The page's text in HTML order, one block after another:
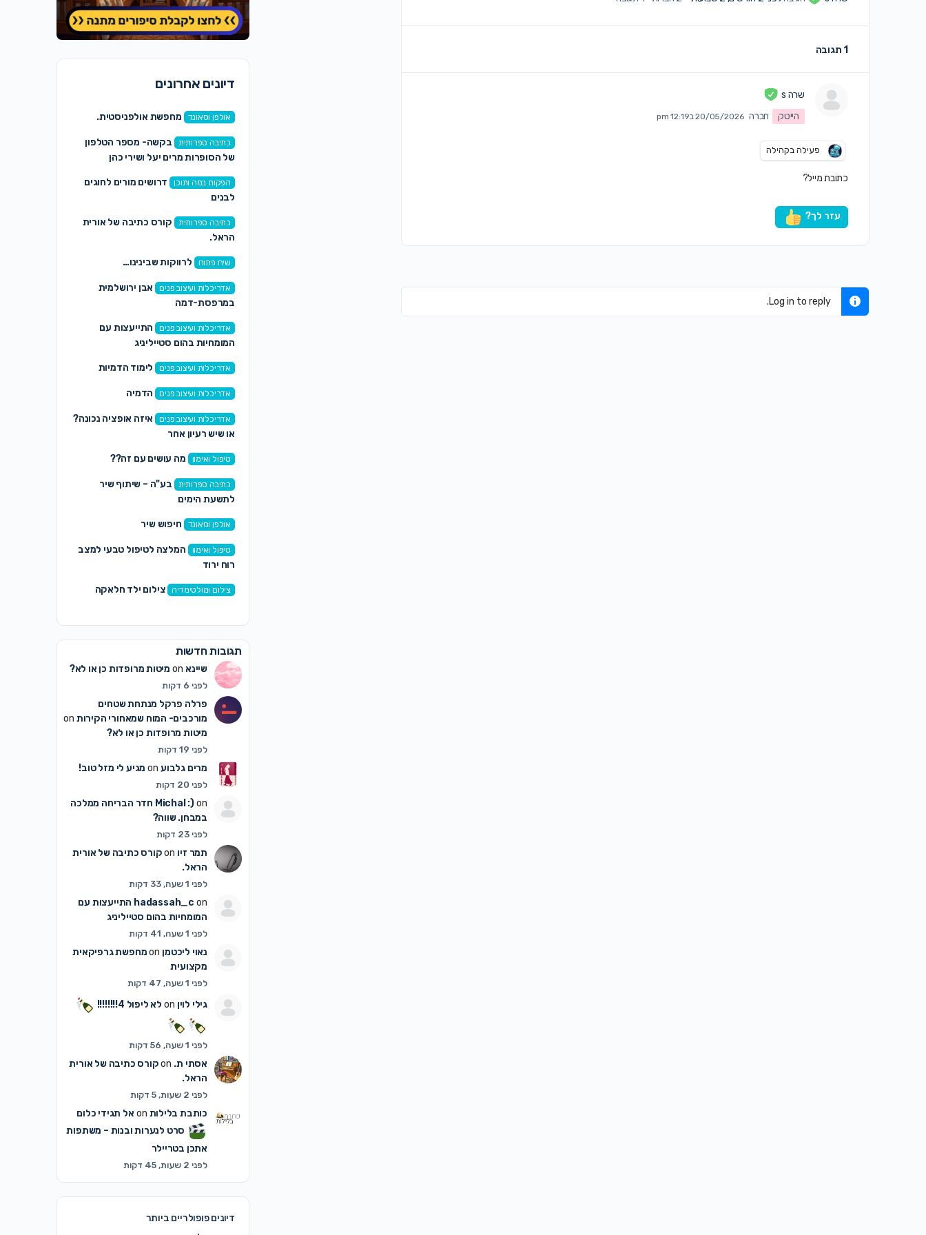
1 תגובה
שרה s
הייטק
חברה 20/05/2026 ב12:19 pm
פעילה בקהילה
כתובת מייל?
עזר לך?
Log in to reply.
דיונים אחרונים
אולפן וסאונד מחפשת אולפניסטית.
כתיבה ספרותית
בקשה- מספר הטלפון
של הסופרות מרים יעל ושירי כהן
הפקות במה ותוכן
דרושים מורים לחוגים
לבנים
כתיבה ספרותית
קורס כתיבה של אורית
הראל.
שיח פתוח לרווקות שבינינו…
אדריכלות ועיצוב פנים
אבן ירושלמית
במרפסת-דמה
אדריכלות ועיצוב פנים
התייעצות עם
המומחיות בהום סטייליניג
אדריכלות ועיצוב פנים לימוד הדמיות
אדריכלות ועיצוב פנים הדמיה
אדריכלות ועיצוב פנים
איזה אופציה נכונה?
או שיש רעיון אחר
טיפול ואימון מה עושים עם זה??
כתיבה ספרותית
בע"ה – שיתוף שיר
לתשעת הימים
אולפן וסאונד חיפוש שיר
טיפול ואימון
המלצה לטיפול טבעי למצב
רוח ירוד
צילום ומולטימדיה צילום ילד חלאקה
תגובות חדשות
שיינאon מיטות מרופדות כן או לא?
לפני 6 דקות
פרלה פרקל מנתחת שטחים
מורכבים- המוח שמאחורי הקירות
מיטות מרופדות כן או לא?
לפני 19 דקות
מרים גלבועon מגיע לי מזל טוב!
לפני 20 דקות
Michal :)on
חדר הבריחה ממלכה
במבחן. שווה?
לפני 23 דקות
תמר זיו
קורס כתיבה של אורית
הראל.
לפני 1 שעה, 33 דקות
hadassah_c on
התייעצות עם
המומחיות בהום סטייליניג
לפני 1 שעה, 41 דקות
נאוי ליכטמן
מחפשת גרפיקאית
מקצועית
לפני 1 שעה, 47 דקות
גילי לוין לא ליפול 4!!!!!!!!
לפני 1 שעה, 56 דקות
אסתי ת.
קורס כתיבה של אורית
הראל.
לפני 2 שעות, 5 דקות
כותבת בלילות
אל תגידי כלום
סרט לנערות ובנות – משתפות
אתכן בטריילר
לפני 2 שעות, 45 דקות
דיונים פופולריים ביותר